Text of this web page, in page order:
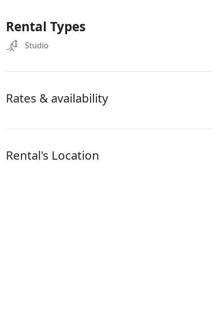
Rental Types
Studio
Rates & availability
Rental's Location